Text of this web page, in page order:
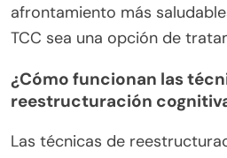
afrontamiento más
TCC sea una opción de
¿Cómo funcionan las
reestructuración
Las técnicas de